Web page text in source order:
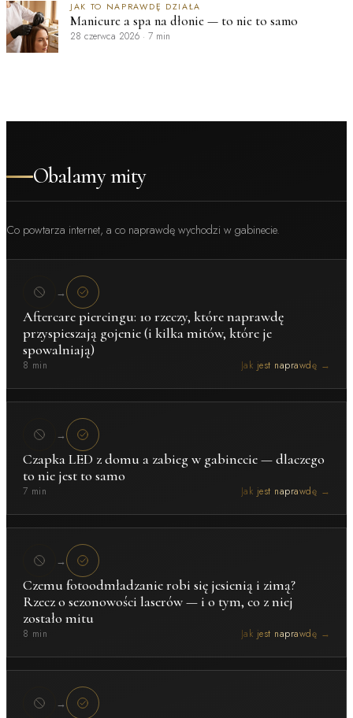
JAK TO NAPRAWDĘ DZIAŁA
Manicure a spa na dłonie — to nie to samo
28 czerwca 2026 · 7 min
Obalamy mity
Co powtarza internet, a co naprawdę wychodzi w gabinecie.
→
Aftercare piercingu: 10 rzeczy, które naprawdę
przyspieszają gojenie (i kilka mitów, które je
spowalniają)
8 min Jak jest naprawdę →
→
Czapka LED z domu a zabieg w gabinecie — dlaczego
to nie jest to samo
7 min Jak jest naprawdę →
→
Czemu fotoodmładzanie robi się jesienią i zimą?
Rzecz o sezonowości laserów — i o tym, co z niej
zostało mitu
8 min Jak jest naprawdę →
→